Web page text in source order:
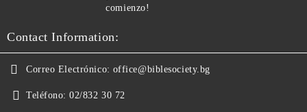
comienzo!
Contact Information:
Correo Electrónico: office@biblesociety.bg
Teléfono: 02/832 30 72